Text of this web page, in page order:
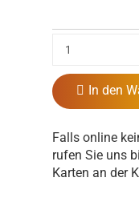
In den
Falls online
rufen Sie uns
Karten an der